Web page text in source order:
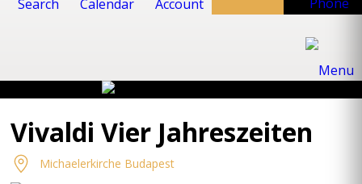
Vivaldi Vier Jahreszeiten
Michaelerkirche Budapest